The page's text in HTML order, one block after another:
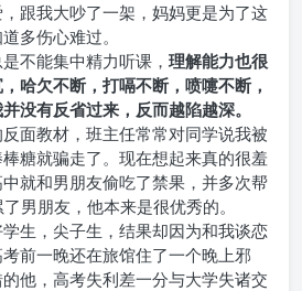
跟我大吵了一架，妈妈更是为了这
多伤心难过。
不能集中精力听课， 理解能力也很
哈欠不断，打嗝不断，喷嚏不断，
没有反省过来，反而越陷越深。
面教材，班主任常常对同学说我被
糖就骗走了。现在想起来真的很羞
就和男朋友偷吃了禁果，并多次帮
男朋友，他本来是很优秀的。
生，尖子生，结果却因为和我谈恋
前一晚还在旅馆住了一个晚上邪
他，高考失利差一分与大学失诸交